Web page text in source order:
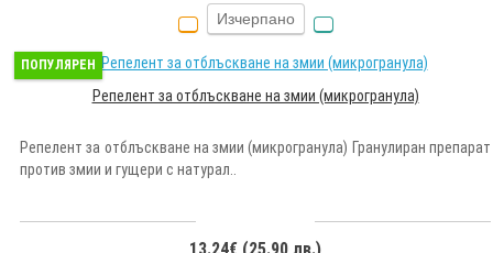
Изчерпано
ПОПУЛЯРЕН
Репелент за отблъскване на змии (микрогранула)
Репелент за отблъскване на змии (микрогранула) Гранулиран препарат
против змии и гущери с натурал..